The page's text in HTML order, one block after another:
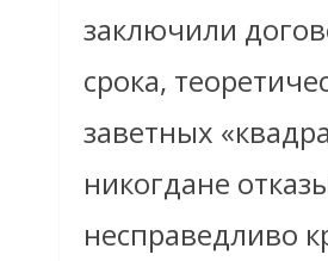
заключили
срока,
заветных
никогдане
несправедливо